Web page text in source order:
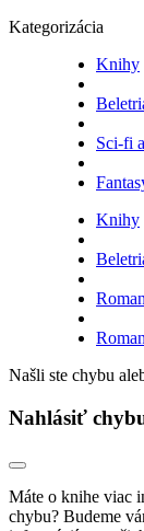
Kategorizácia
Knihy
Sci-fi
Knihy
Našli ste chybu
Nahlásiť
Máte o knihe viac
chybu? Budeme